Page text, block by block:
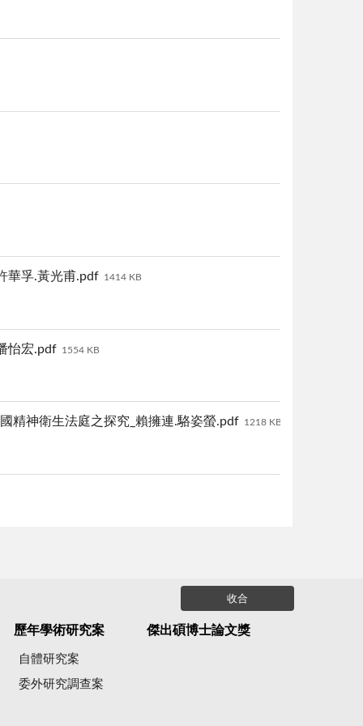
華孚.黃光甫.pdf 1414 KB
怡宏.pdf 1554 KB
精神衛生法庭之探究_賴擁連.駱姿螢.pdf 1218 KB
收合
歷年學術研究案
自體研究案
委外研究調查案
傑出碩博士論文獎